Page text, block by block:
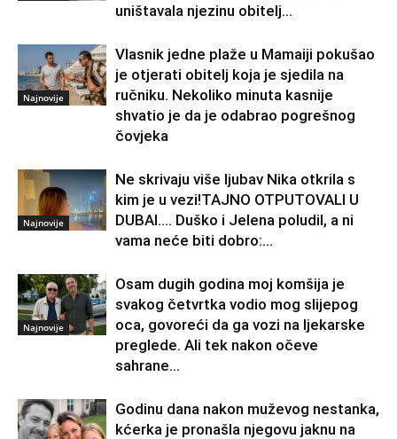
uništavala njezinu obitelj…
Najnovije
Vlasnik jedne plaže u Mamaiji pokušao
je otjerati obitelj koja je sjedila na
ručniku. Nekoliko minuta kasnije
shvatio je da je odabrao pogrešnog
čovjeka
Najnovije
Ne skrivaju više ljubav Nika otkrila s
kim je u vezi!TAJNO OTPUTOVALI U
DUBAI…. Duško i Jelena poludil, a ni
vama neće biti dobro:...
Najnovije
Osam dugih godina moj komšija je
svakog četvrtka vodio mog slijepog
oca, govoreći da ga vozi na ljekarske
preglede. Ali tek nakon očeve
sahrane...
Godinu dana nakon muževog nestanka,
kćerka je pronašla njegovu jaknu na